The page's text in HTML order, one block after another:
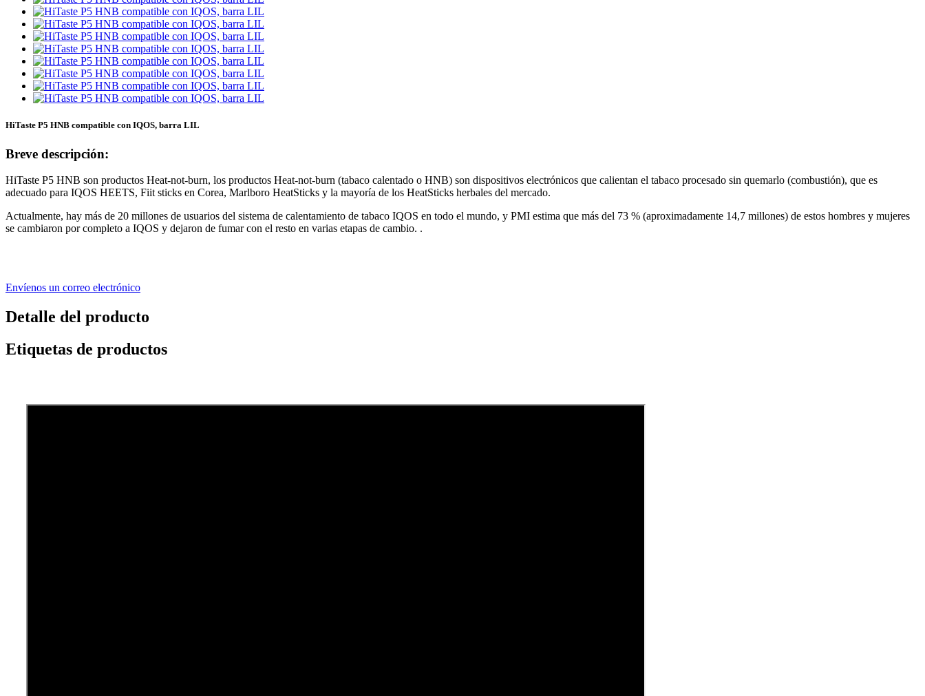
HiTaste P5 HNB compatible con IQOS, barra LIL
Breve descripción:
HiTaste P5 HNB son productos Heat-not-burn, los productos Heat-not-burn (tabaco calentado o HNB) son dispositivos electrónicos que calientan el tabaco procesado sin quemarlo (combustión), que es
adecuado para IQOS HEETS, Fiit sticks en Corea, Marlboro HeatSticks y la mayoría de los HeatSticks herbales del mercado.
Actualmente, hay más de 20 millones de usuarios del sistema de calentamiento de tabaco IQOS en todo el mundo, y PMI estima que más del 73 % (aproximadamente 14,7 millones) de estos hombres y mujeres
se cambiaron por completo a IQOS y dejaron de fumar con el resto en varias etapas de cambio. .
Envíenos un correo electrónico
Detalle del producto
Etiquetas de productos